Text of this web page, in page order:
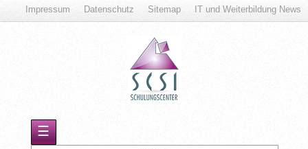
IT und Weiterbildung News
Sitemap
Datenschutz
Impressum
☰